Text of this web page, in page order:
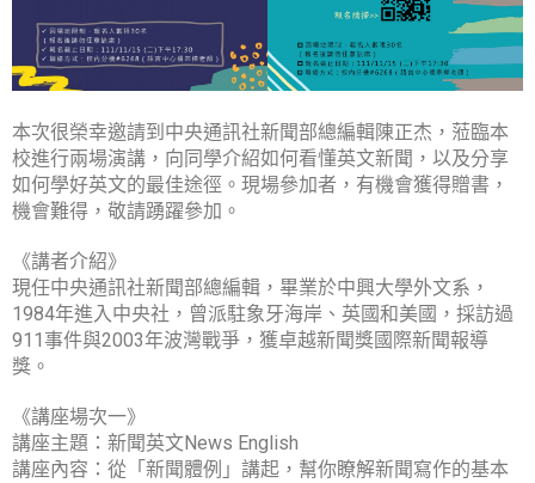
本次很榮幸邀請到中央通訊社新聞部總編輯陳正杰，蒞臨本
校進行兩場演講，向同學介紹如何看懂英文新聞，以及分享
如何學好英文的最佳途徑。現場參加者，有機會獲得贈書，
機會難得，敬請踴躍參加。
《講者介紹》
現任中央通訊社新聞部總編輯，畢業於中興大學外文系，
1984年進入中央社，曾派駐象牙海岸、英國和美國，採訪過
911事件與2003年波灣戰爭，獲卓越新聞獎國際新聞報導
獎。
《講座場次一》
講座主題：新聞英文News English
講座內容：從「新聞體例」講起，幫你瞭解新聞寫作的基本